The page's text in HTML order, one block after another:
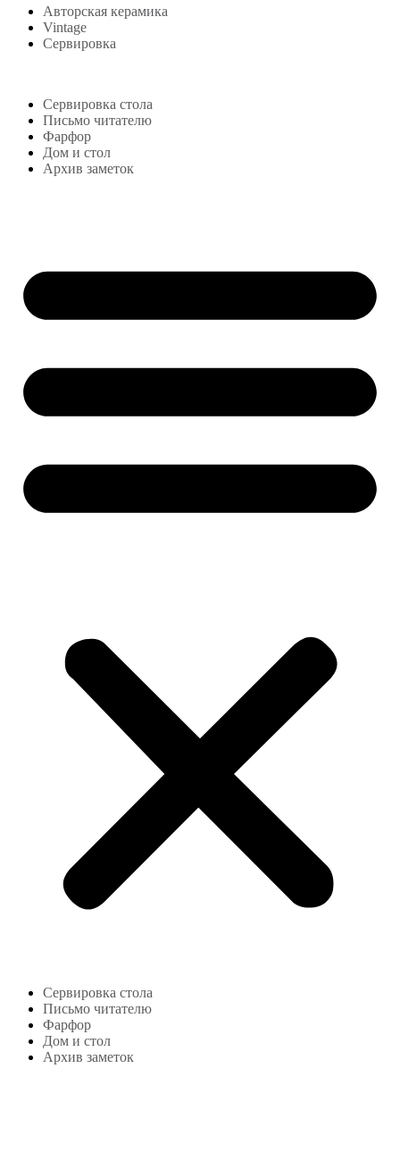
Авторская керамика
Vintage
Сервировка
Сервировка стола
Письмо читателю
Фарфор
Дом и стол
Архив заметок
Сервировка стола
Письмо читателю
Фарфор
Дом и стол
Архив заметок